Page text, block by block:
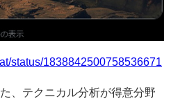
status/1838842500758536671
、テクニカル分析が得意分野